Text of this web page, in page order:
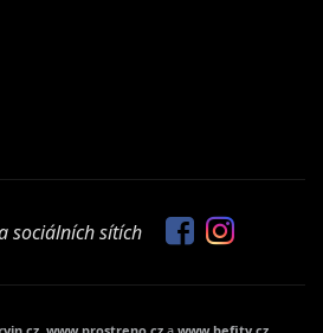
sociálních sítích